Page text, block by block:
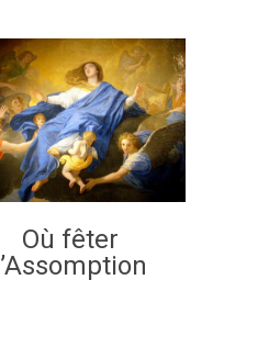
Où fêter
l’Assomption